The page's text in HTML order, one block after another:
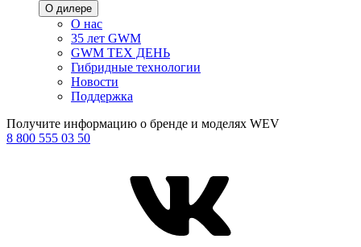
О дилере
О нас
35 лет GWM
GWM ТЕХ ДЕНЬ
Гибридные технологии
Новости
Поддержка
Получите информацию о бренде и моделях WEV
8 800 555 03 50